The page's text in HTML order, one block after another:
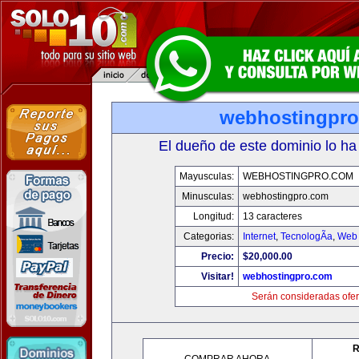
El dueño de este dominio lo
Mayusculas:
WEBHOSTINGPRO.COM
Minusculas:
webhostingpro.com
Longitud:
13 caracteres
Categorias:
Internet, TecnologÃ­a,
Precio:
$20,000.00
Visitar!
webhostingpro.com
Serán consideradas